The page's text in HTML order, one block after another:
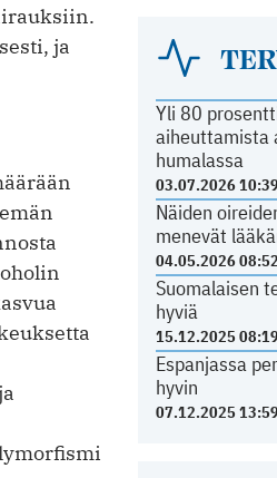
Yli 80
aiheuttamista
humalassa
03.07.2026 10:39
Näiden
menevät
04.05.2026 08:52
Suomalaisen
hyviä
15.12.2025 08:19
Espanjassa
hyvin
07.12.2025 13:59
ja